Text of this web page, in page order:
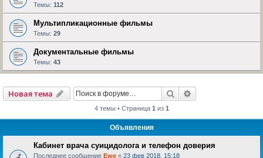
Темы: 112
Мультипликационные фильмы
Темы: 29
Документальные фильмы
Темы: 43
Новая тема Поиск
4 темы • Страница 1 из 1
Объявления
Кабинет врача суицидолога и телефон доверия
Последнее сообщение Ewe « 23 фев 2018, 15:18